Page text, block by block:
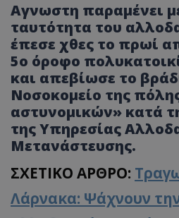
Αγνωστη παραμένει
ταυτότητα του
έπεσε χθες το πρωί
5ο όροφο
και απεβίωσε το
Νοσοκομείο της
αστυνομικών» κατά
της Υπηρεσίας
Μετανάστευσης.
ΣΧΕΤΙΚΟ ΑΡΘΡΟ:
Λάρνακα: Ψάχνουν